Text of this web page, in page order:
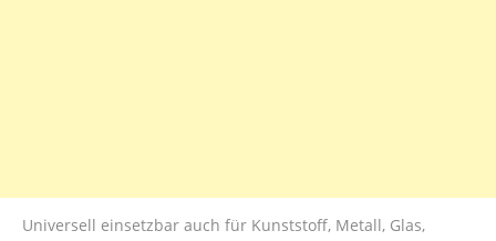
Universell einsetzbar auch für Kunststoff, Metall, Glas,